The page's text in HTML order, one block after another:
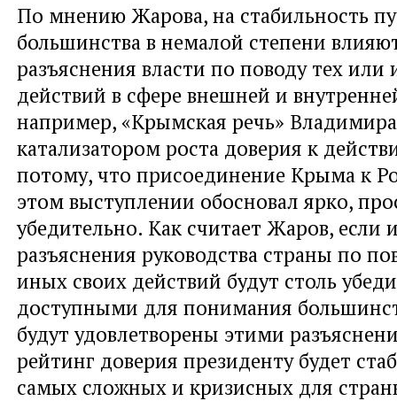
По мнению Жарова, на стабильность
большинства в немалой степени
разъяснения власти по поводу тех или
действий в сфере внешней и
например, «Крымская речь»
катализатором роста доверия к
потому, что присоединение Крыма к
этом выступлении обосновал ярко,
убедительно. Как считает Жаров, если
разъяснения руководства страны по
иных своих действий будут столь
доступными для понимания
будут удовлетворены этими
рейтинг доверия президенту будет
самых сложных и кризисных для